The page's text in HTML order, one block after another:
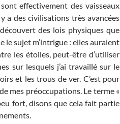
effectivement des vaisseaux
a des civilisations très avancées
des lois physiques que
le sujet m’intrigue : elles auraient
les étoiles, peut-être d’utiliser
sur lesquels j’ai travaillé sur le
et les trous de ver. C’est pour
mes préoccupations. Le terme «
fort, disons que cela fait partie